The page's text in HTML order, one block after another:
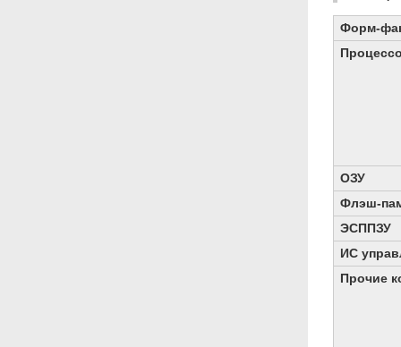
Форм-
ОЗУ
Флэш-
ЭСППЗУ
ИС
Прочие